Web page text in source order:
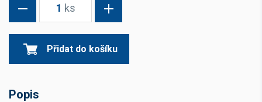
1 ks
Přidat do košíku
Popis